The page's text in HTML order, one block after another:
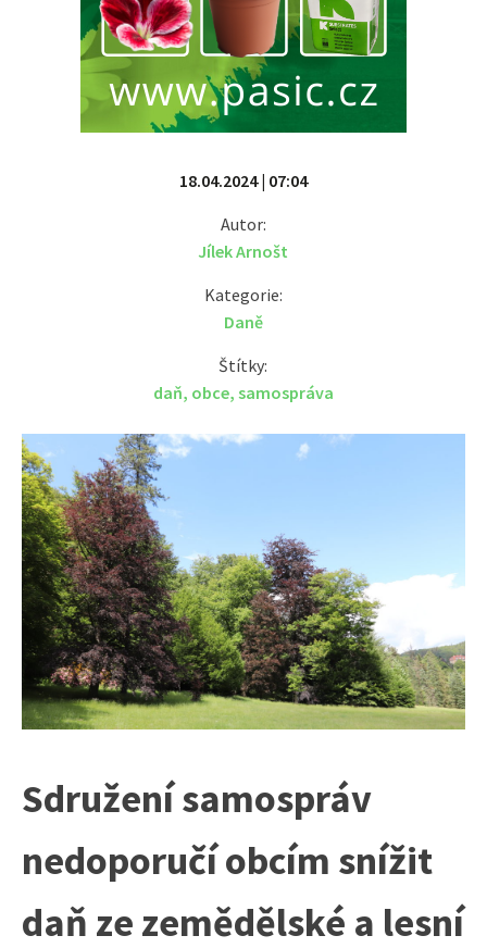
18.04.2024 | 07:04
Autor:
Jílek Arnošt
Kategorie:
Daně
Štítky:
daň, obce, samospráva
Sdružení samospráv
nedoporučí obcím snížit
daň ze zemědělské a lesní